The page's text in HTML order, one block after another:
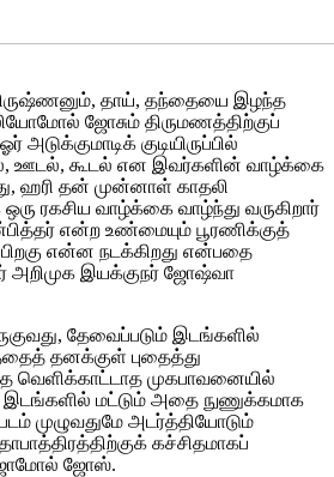
தாய், தந்தையை இழந்த
ஜோசும் திருமணத்திற்குப்
குடியிருப்பில்
ஊடல், கூடல் என இவர்களின் வாழ்க்கை
ஹரி தன் முன்னாள் காதலி
ரகசிய வாழ்க்கை வாழ்ந்து வருகிறார்
என்ற உண்மையும் பூரணிக்குத்
என்ன நடக்கிறது என்பதை
அறிமுக இயக்குநர் ஜோஷ்வா
தேவைப்படும் இடங்களில்
தனக்குள் புதைத்து
முகபாவனையில்
இடங்களில் மட்டும் அதை நுணுக்கமாக
முழுவதுமே அடர்த்தியோடும்
கச்சிதமாகப்
ஜோஸ்.